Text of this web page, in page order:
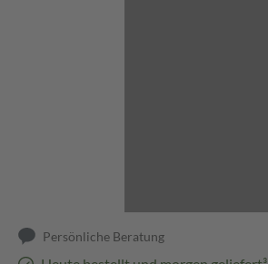
Persönliche Beratung